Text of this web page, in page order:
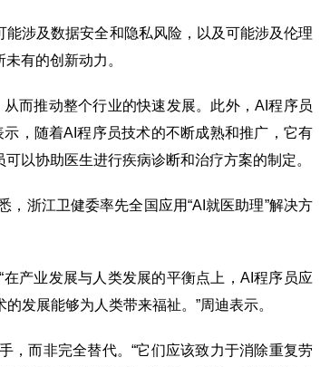
涉及数据安全和隐私风险，以及可能涉及伦理
有的创新动力。
而推动整个行业的快速发展。此外，AI程序员
，随着AI程序员技术的不断成熟和推广，它有
以协助医生进行疾病诊断和治疗方案的制定。
浙江卫健委率先全国应用“AI就医助理”解决方
产业发展与人类发展的平衡点上，AI程序员应
发展能够为人类带来福祉。”周迪表示。
，而非完全替代。“它们应该致力于消除重复劳